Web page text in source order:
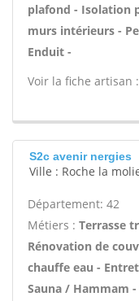
plafond - Isolation
murs intérieurs -
Enduit -
Voir la fiche artisan :
S2c avenir nergies
Ville : Roche la
Département: 42
Métiers : Terrasse
Rénovation de
chauffe eau -
Sauna / Hammam